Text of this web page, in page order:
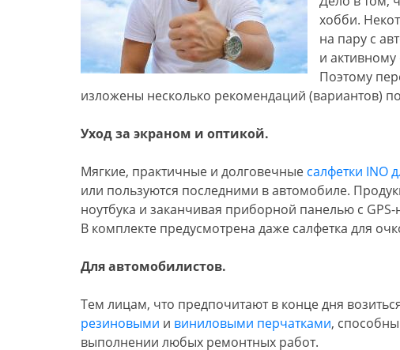
хобби.
на пару с
и активному
Поэтому
изложены несколько рекомендаций (вариантов)
Уход за экраном и оптикой.
Мягкие, практичные и долговечные салфетки INO
или пользуются последними в автомобиле.
ноутбука и заканчивая приборной панелью с
В комплекте предусмотрена даже салфетка для
Для автомобилистов.
Тем лицам, что предпочитают в конце дня
резиновыми и виниловыми перчатками,
выполнении любых ремонтных работ.